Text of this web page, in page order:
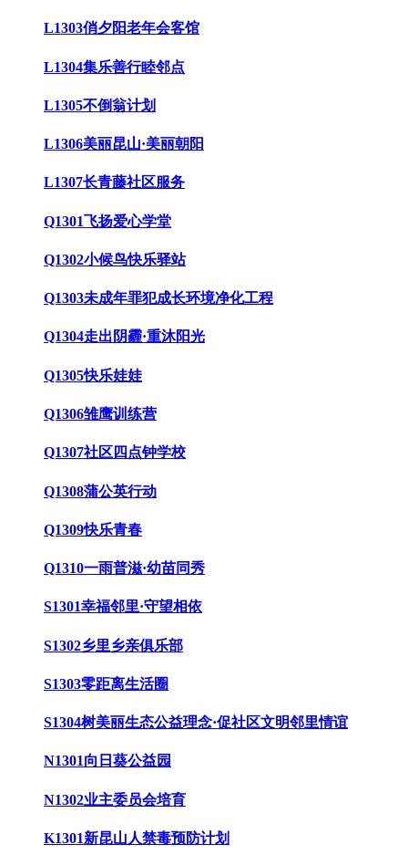
L1303俏夕阳老年会客馆
L1304集乐善行睦邻点
L1305不倒翁计划
L1306美丽昆山·美丽朝阳
L1307长青藤社区服务
Q1301飞扬爱心学堂
Q1302小候鸟快乐驿站
Q1303未成年罪犯成长环境净化工程
Q1304走出阴霾·重沐阳光
Q1305快乐娃娃
Q1306雏鹰训练营
Q1307社区四点钟学校
Q1308蒲公英行动
Q1309快乐青春
Q1310一雨普滋·幼苗同秀
S1301幸福邻里·守望相依
S1302乡里乡亲俱乐部
S1303零距离生活圈
S1304树美丽生态公益理念·促社区文明邻里情谊
N1301向日葵公益园
N1302业主委员会培育
K1301新昆山人禁毒预防计划